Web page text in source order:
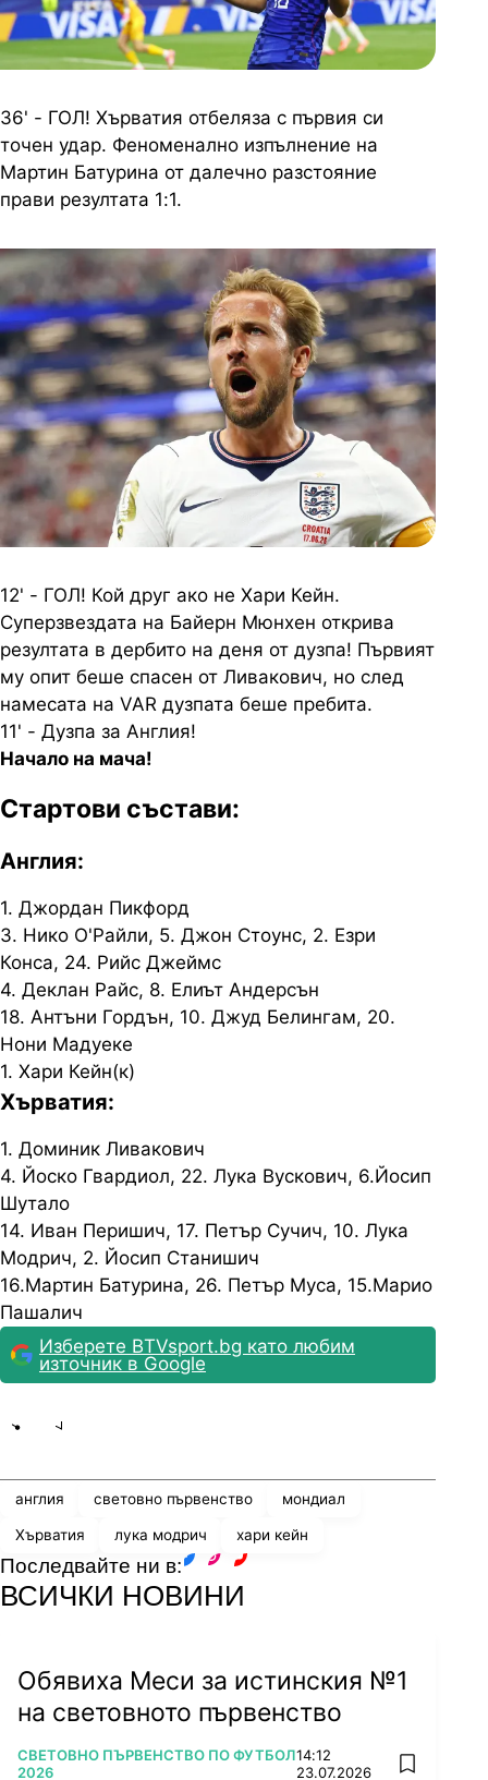
36' - ГОЛ! Хърватия отбеляза с първия си
точен удар. Феноменално изпълнение на
Мартин Батурина от далечно разстояние
прави резултата 1:1.
12' - ГОЛ! Кой друг ако не Хари Кейн.
Суперзвездата на Байерн Мюнхен открива
резултата в дербито на деня от дузпа! Първият
му опит беше спасен от Ливакович, но след
намесата на VAR дузпата беше пребита.
11' - Дузпа за Англия!
Начало на мача!
Стартови състави:
Англия:
1. Джордан Пикфорд
3. Нико О'Райли, 5. Джон Стоунс, 2. Езри
Конса, 24. Рийс Джеймс
4. Деклан Райс, 8. Елиът Андерсън
18. Антъни Гордън, 10. Джуд Белингам, 20.
Нони Мадуеке
1. Хари Кейн(к)
Хърватия:
1. Доминик Ливакович
4. Йоско Гвардиол, 22. Лука Вускович, 6.Йосип
Шутало
14. Иван Перишич, 17. Петър Сучич, 10. Лука
Модрич, 2. Йосип Станишич
16.Мартин Батурина, 26. Петър Муса, 15.Марио
Пашалич
Изберете BTVsport.bg като любим
източник в Google
англия световно първенство мондиал
Хърватия лука модрич хари кейн
Последвайте ни в:
ВСИЧКИ НОВИНИ
Обявиха Меси за истинския №1
на световното първенство
ПОВЕЧЕ ОТ
СВЕТОВНО ПЪРВЕНСТВО ПО ФУТБОЛ
2026
14:12
23.07.2026
add